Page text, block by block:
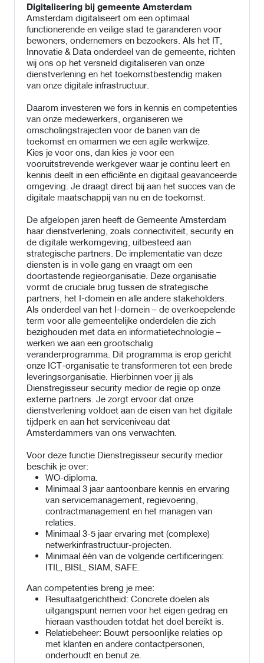
Digitalisering bij gemeente Amsterdam
Amsterdam digitaliseert om een optimaal
functionerende en veilige stad te garanderen voor
bewoners, ondernemers en bezoekers. Als het IT,
Innovatie & Data onderdeel van de gemeente, richten
wij ons op het versneld digitaliseren van onze
dienstverlening en het toekomstbestendig maken
van onze digitale infrastructuur.
Daarom investeren we fors in kennis en competenties
van onze medewerkers, organiseren we
omscholingstrajecten voor de banen van de
toekomst en omarmen we een agile werkwijze.
Kies je voor ons, dan kies je voor een
vooruitstrevende werkgever waar je continu leert en
kennis deelt in een efficiënte en digitaal geavanceerde
omgeving. Je draagt direct bij aan het succes van de
digitale maatschappij van nu en de toekomst.
De afgelopen jaren heeft de Gemeente Amsterdam
haar dienstverlening, zoals connectiviteit, security en
de digitale werkomgeving, uitbesteed aan
strategische partners. De implementatie van deze
diensten is in volle gang en vraagt om een
doortastende regieorganisatie. Deze organisatie
vormt de cruciale brug tussen de strategische
partners, het I-domein en alle andere stakeholders.
Als onderdeel van het I-domein – de overkoepelende
term voor alle gemeentelijke onderdelen die zich
bezighouden met data en informatietechnologie –
werken we aan een grootschalig
veranderprogramma. Dit programma is erop gericht
onze ICT-organisatie te transformeren tot een brede
leveringsorganisatie. Hierbinnen voer jij als
Dienstregisseur security medior de regie op onze
externe partners. Je zorgt ervoor dat onze
dienstverlening voldoet aan de eisen van het digitale
tijdperk en aan het serviceniveau dat
Amsterdammers van ons verwachten.
Voor deze functie Dienstregisseur security medior
beschik je over:
WO-diploma.
Minimaal 3 jaar aantoonbare kennis en ervaring
van servicemanagement, regievoering,
contractmanagement en het managen van
relaties.
Minimaal 3-5 jaar ervaring met (complexe)
netwerkinfrastructuur-projecten.
Minimaal één van de volgende certificeringen:
ITIL, BISL, SIAM, SAFE.
Aan competenties breng je mee:
Resultaatgerichtheid: Concrete doelen als
uitgangspunt nemen voor het eigen gedrag en
hieraan vasthouden totdat het doel bereikt is.
Relatiebeheer: Bouwt persoonlijke relaties op
met klanten en andere contactpersonen,
onderhoudt en benut ze.